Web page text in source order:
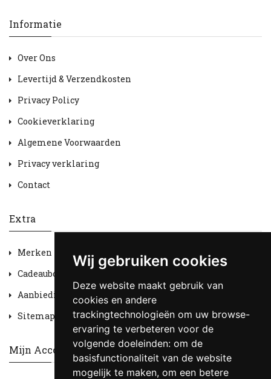
Wij gebruiken cookies
Deze website maakt gebruik van
cookies en andere
trackingtechnologieën om uw browse-
ervaring te verbeteren voor de
volgende doeleinden: om de
basisfunctionaliteit van de website
mogelijk te maken, om een betere
Informatie
Over Ons
Levertijd & Verzendkosten
Privacy Policy
Cookieverklaring
Algemene Voorwaarden
Privacy verklaring
Contact
Extra
Merken
Cadeaubon
Aanbiedingen
Sitemap
Mijn Account